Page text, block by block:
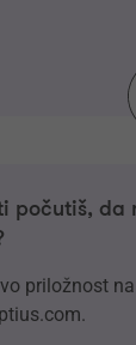
počutiš, da
priložnost